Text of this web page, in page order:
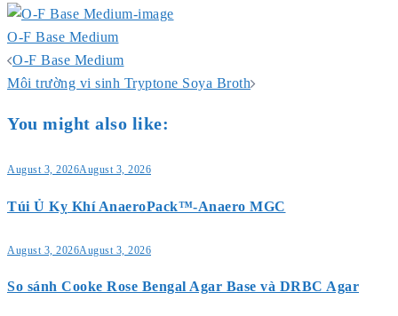
O-F Base Medium
Post
navigation
O-F Base Medium
Môi trường vi sinh Tryptone Soya Broth
You might also like:
August 3, 2026August 3, 2026
Túi Ủ Kỵ Khí AnaeroPack™-Anaero MGC
August 3, 2026August 3, 2026
So sánh Cooke Rose Bengal Agar Base và DRBC Agar